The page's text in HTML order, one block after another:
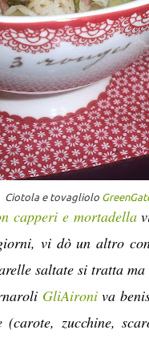
Ciotola e tovagliolo
capperi e mortadella
vi dò un altro
saltate si tratta
GliAironiva
zucchine,